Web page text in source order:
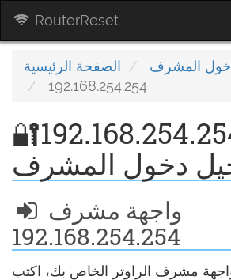
RouterReset
الصفحة الرئيسية
المشرف
192.168.254.254
دخول المشرف
192.168.254.254
مشرف الراوتر الخاص بك، اكتب